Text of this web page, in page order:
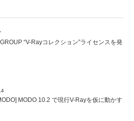
“V-Rayコレクション”ライセンスを発
MODO 10.2 で現行V-Rayを仮に動かす